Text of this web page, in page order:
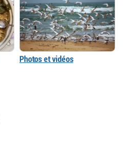
Photos et vidéos